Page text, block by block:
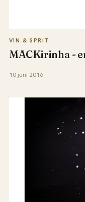
VIN & SPRIT
MACKirinha -
10 juni 2016